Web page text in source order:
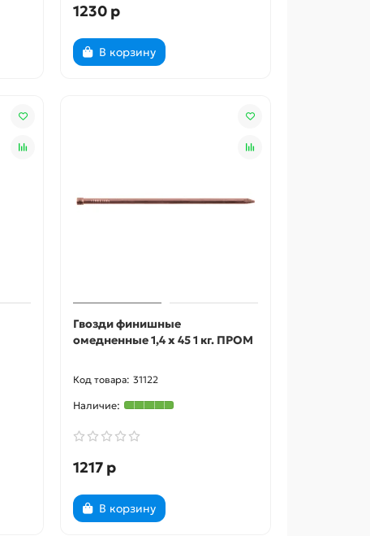
1230 р
В корзину
Гвозди финишные
омедненные 1,4 х 45 1 кг. ПРОМ
31122
1217 р
В корзину